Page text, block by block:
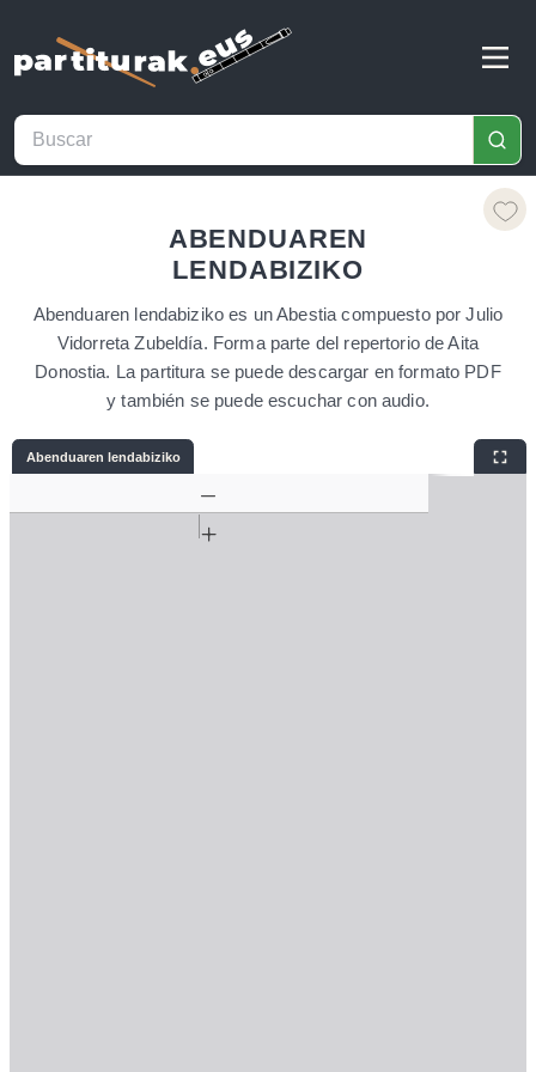
ABENDUAREN
LENDABIZIKO
Abenduaren lendabiziko es un Abestia compuesto por Julio
Vidorreta Zubeldía. Forma parte del repertorio de Aita
Donostia. La partitura se puede descargar en formato PDF
y también se puede escuchar con audio.
Abenduaren lendabiziko